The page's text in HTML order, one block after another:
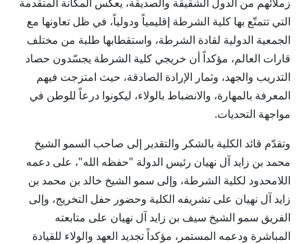
التي تتمتّع بها كلية الشرطة إقليمياً ودولياً، في ظل تعاونها مع
الجمعية الدولية لقادة الشرطة، واستقطابها طلبة من مختلف
قارات العالم، مؤكداً أن خريجي كلية الشرطة يجسّدون حصاد
التدريب والجهد، وثمار الإرادة الصادقة، حيث امتزجت فيهم
المعرفة بالمهارة، والانضباط بالولاء، ليكونوا درعاً للوطن في
مواجهة التحديات.
وتقدّم قائد الكلية بالشكر والتقدير إلى صاحب السمو الشيخ
محمد بن زايد آل نهيان رئيس الدولة "حفظه الله"، على دعمه
اللامحدود لكلية الشرطة، وإلى سمو الشيخ خالد بن محمد بن
زايد آل نهيان على تشريفه الكلية وحضور حفل التخريج، وإلى
الفريق سمو الشيخ سيف بن زايد آل نهيان على متابعته
المباشرة ودعمه المستمر، مؤكداً تجديد العهد والولاء للقيادة